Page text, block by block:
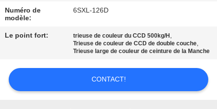
CONTACTEZ-
NOUS
DEMANDEZ
UNE
CITATION
Numéro de
modèle:
6SXL-126D
Le point fort: trieuse de couleur du CCD 500kg/H ,
Trieuse de couleur de CCD de double couche,
Trieuse large de couleur de ceinture de la Manche
CONTACT!